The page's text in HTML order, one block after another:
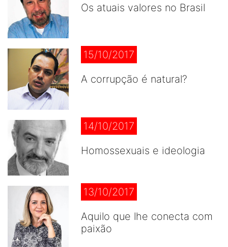
Os atuais valores no Brasil
15/10/2017
A corrupção é natural?
14/10/2017
Homossexuais e ideologia
13/10/2017
Aquilo que lhe conecta com
paixão